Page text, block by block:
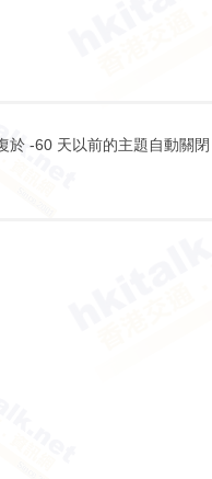
於 -60 天以前的主題自動關